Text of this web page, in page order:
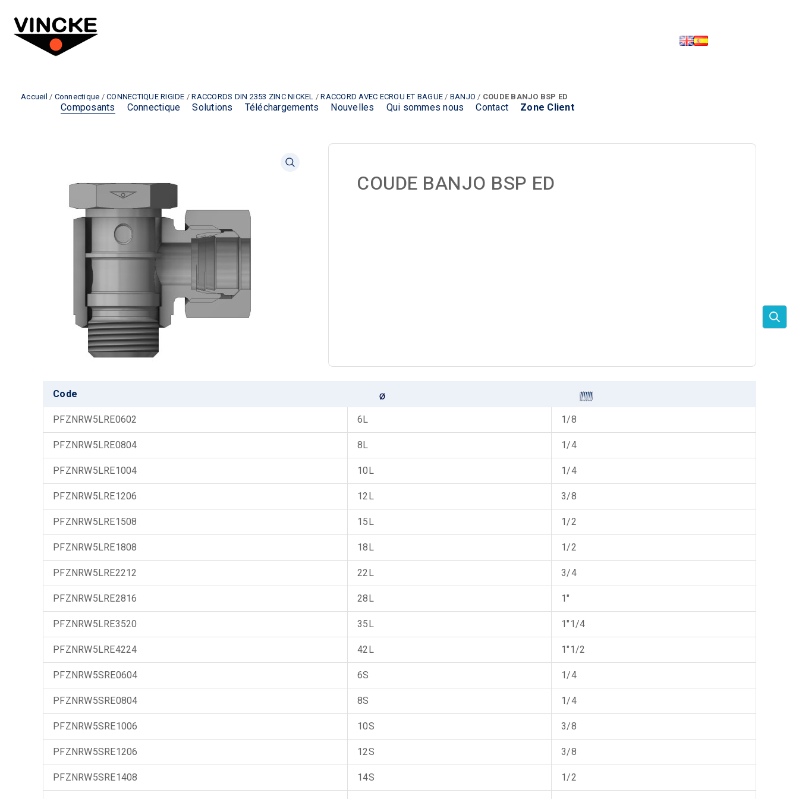
Composants Connectique Solutions Téléchargements Nouvelles Qui sommes nous Contact Zone Client
Accueil / Connectique / CONNECTIQUE RIGIDE /RACCORDS DIN 2353 ZINC NICKEL /RACCORD AVEC ECROU ET BAGUE / BANJO / COUDE BANJO BSP ED
COUDE BANJO BSP ED
Code
PFZNRW5LRE0602 6L 1/8
PFZNRW5LRE0804 8L 1/4
PFZNRW5LRE1004 10L 1/4
PFZNRW5LRE1206 12L 3/8
PFZNRW5LRE1508 15L 1/2
PFZNRW5LRE1808 18L 1/2
PFZNRW5LRE2212 22L 3/4
PFZNRW5LRE2816 28L 1"
PFZNRW5LRE3520 35L 1"1/4
PFZNRW5LRE4224 42L 1"1/2
PFZNRW5SRE0604 6S 1/4
PFZNRW5SRE0804 8S 1/4
PFZNRW5SRE1006 10S 3/8
PFZNRW5SRE1206 12S 3/8
PFZNRW5SRE1408 14S 1/2